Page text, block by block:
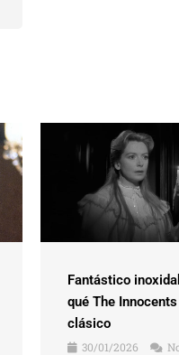
Fantástico
qué The
clásico
30/01/2026